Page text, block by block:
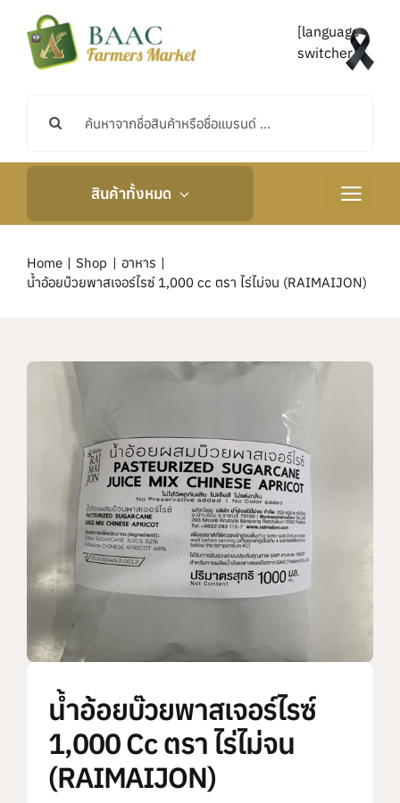
content
[language-
switcher]
สินค้าทั้งหมด
Toggle
กิจกรรมและข่าวสาร
การสั่งซื้อสินค้า
คำถามที่พบบ่อย
ติดต่อเรา
Home Shop
อาหาร
น้ำอ้อยบ๊วยพาสเจอร์ไรซ์ 1,000 cc ตรา ไร่ไม่จน (RAIMAIJON)
น้ำอ้อยบ๊วยพาสเจอร์ไรซ์
1,000 Cc ตรา ไร่ไม่จน
(RAIMAIJON)